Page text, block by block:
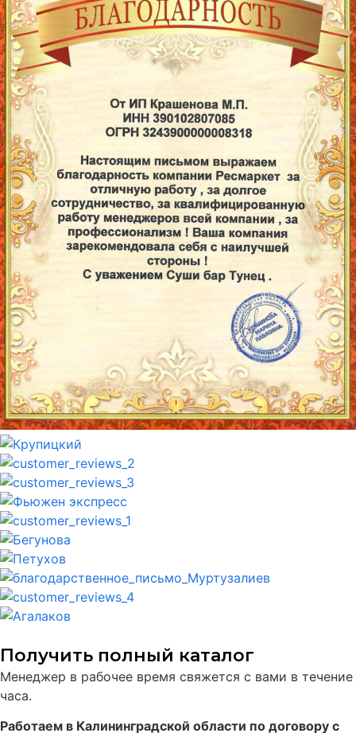
Получить полный каталог
Менеджер в рабочее время свяжется с вами в течение
часа.
Работаем в Калининградской области по договору с